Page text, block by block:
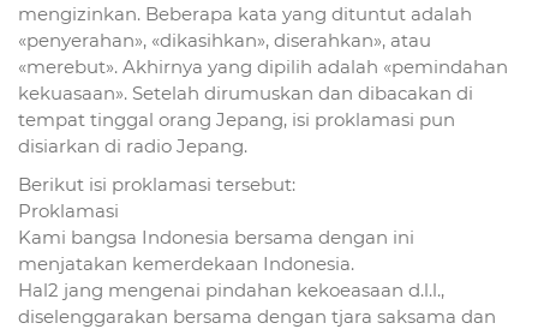
mengizinkan. Beberapa kata yang dituntut adalah
«penyerahan», «dikasihkan», diserahkan», atau
«merebut». Akhirnya yang dipilih adalah «pemindahan
kekuasaan». Setelah dirumuskan dan dibacakan di
tempat tinggal orang Jepang, isi proklamasi pun
disiarkan di radio Jepang.
Berikut isi proklamasi tersebut:
Proklamasi
Kami bangsa Indonesia bersama dengan ini
menjatakan kemerdekaan Indonesia.
Hal2 jang mengenai pindahan kekoeasaan d.l.l.,
diselenggarakan bersama dengan tjara saksama dan